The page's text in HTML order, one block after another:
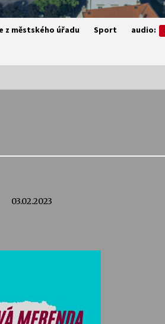
z městského úřadu Sport audio:
03.02.2023